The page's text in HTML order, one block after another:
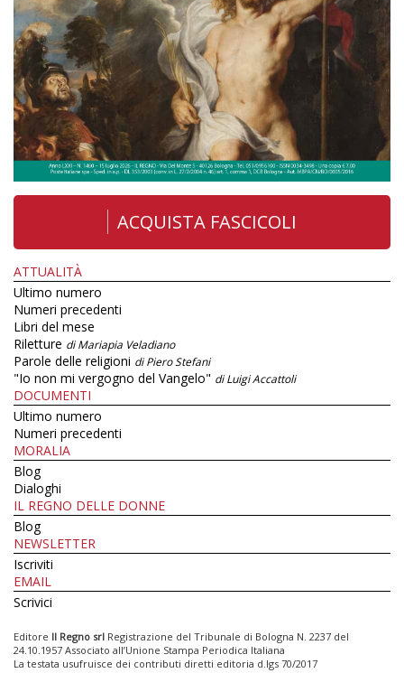
ACQUISTA FASCICOLI
ATTUALITÀ
Ultimo numero
Numeri precedenti
Libri del mese
Riletture di Mariapia Veladiano
Parole delle religioni di Piero Stefani
"Io non mi vergogno del Vangelo" di Luigi Accattoli
DOCUMENTI
Ultimo numero
Numeri precedenti
MORALIA
Blog
Dialoghi
IL REGNO DELLE DONNE
Blog
NEWSLETTER
Iscriviti
EMAIL
Scrivici
Editore Il Regno srl Registrazione del Tribunale di Bologna N. 2237 del
24.10.1957 Associato all’Unione Stampa Periodica Italiana
La testata usufruisce dei contributi diretti editoria d.lgs 70/2017